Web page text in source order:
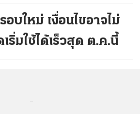
บใหม่ เงื่อนไขอาจไม่
ริ่มใช้ได้เร็วสุด ต.ค.นี้